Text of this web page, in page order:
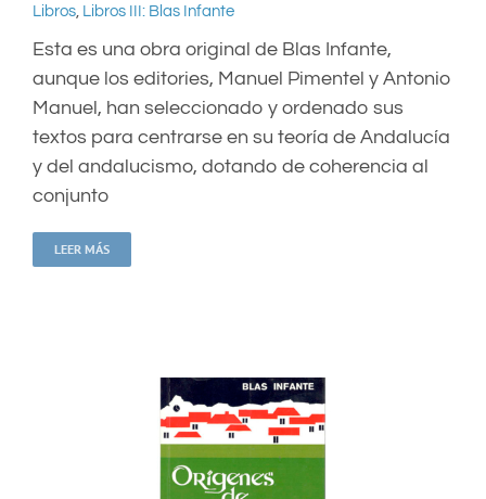
Libros, Libros III: Blas Infante
Esta es una obra original de Blas Infante,
aunque los editories, Manuel Pimentel y Antonio
Manuel, han seleccionado y ordenado sus
textos para centrarse en su teoría de Andalucía
y del andalucismo, dotando de coherencia al
conjunto
LEER MÁS